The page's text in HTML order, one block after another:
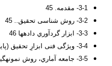
3-1- مقدمه. 45
3-2- روش شناسی تحقیق.. 45
3-3- ابزار گردآوري داده‏ها 46
3-4- ویژگی فنی ابزارِ تحقیق (پایایی و روایی) 47
3-5- جامعه آماري، روش نمونه‏گيري و حجم نمونه. 48